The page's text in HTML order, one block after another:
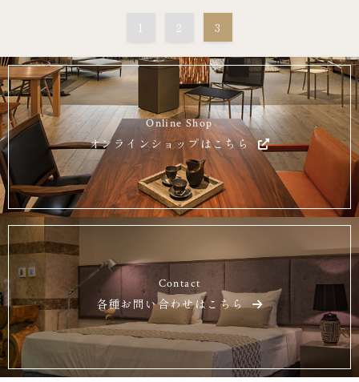
1 2 3
Online Shop
オンラインショップはこちら
Contact
各種お問い合わせはこちら